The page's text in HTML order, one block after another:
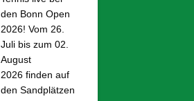
den Bonn Open
2026! Vom 26.
Juli bis zum 02.
August
2026 finden auf
den Sandplätzen